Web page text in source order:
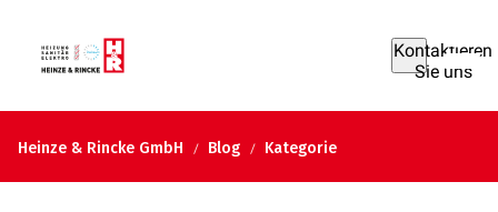
Kontaktieren
Sie uns
Heinze & Rincke GmbH Blog Kategorie